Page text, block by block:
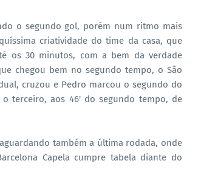
o segundo gol, porém num ritmo mais
criatividade do time da casa, que
os 30 minutos, com a bem da verdade
chegou bem no segundo tempo, o São
cruzou e Pedro marcou o segundo do
terceiro, aos 46' do segundo tempo, de
também a última rodada, onde
Capela cumpre tabela diante do